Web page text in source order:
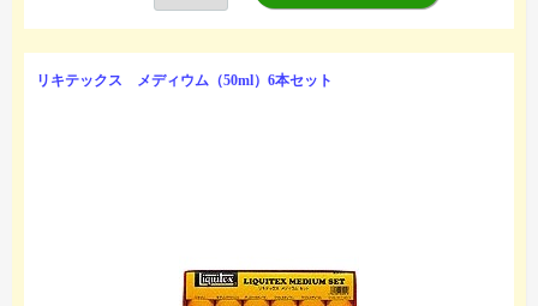
リキテックス メディウム（50ml）6本セット